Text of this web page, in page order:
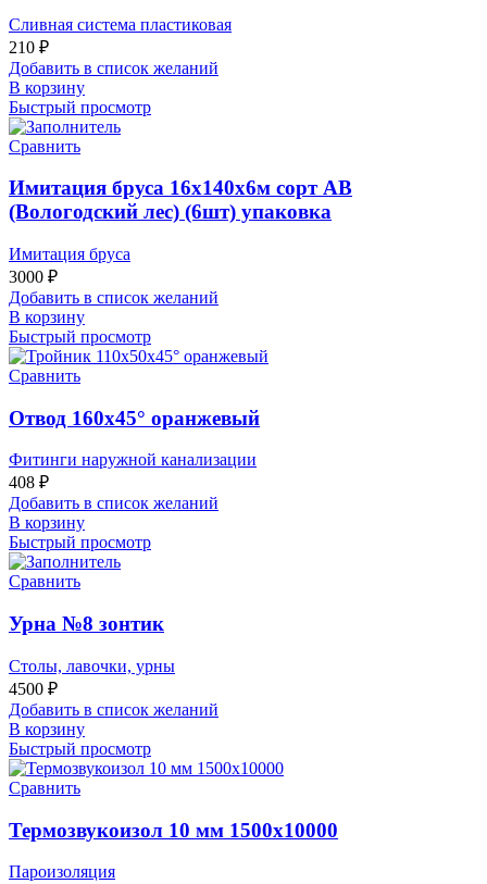
Сливная система пластиковая
210 ₽
Добавить в список желаний
В корзину
Быстрый просмотр
Сравнить
Имитация бруса 16х140х6м сорт АВ
(Вологодский лес) (6шт) упаковка
Имитация бруса
3000 ₽
Добавить в список желаний
В корзину
Быстрый просмотр
Сравнить
Отвод 160х45° оранжевый
Фитинги наружной канализации
408 ₽
Добавить в список желаний
В корзину
Быстрый просмотр
Сравнить
Урна №8 зонтик
Столы, лавочки, урны
4500 ₽
Добавить в список желаний
В корзину
Быстрый просмотр
Сравнить
Термозвукоизол 10 мм 1500х10000
Пароизоляция